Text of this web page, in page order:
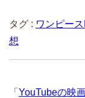
タグ : ワンピー
想
「 YouTubeの映